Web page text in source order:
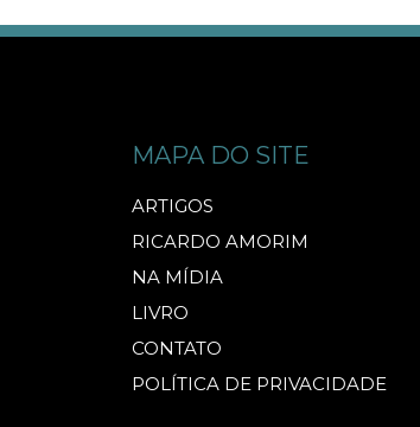
MAPA DO SITE
ARTIGOS
RICARDO AMORIM
NA MÍDIA
LIVRO
CONTATO
POLÍTICA DE PRIVACIDADE